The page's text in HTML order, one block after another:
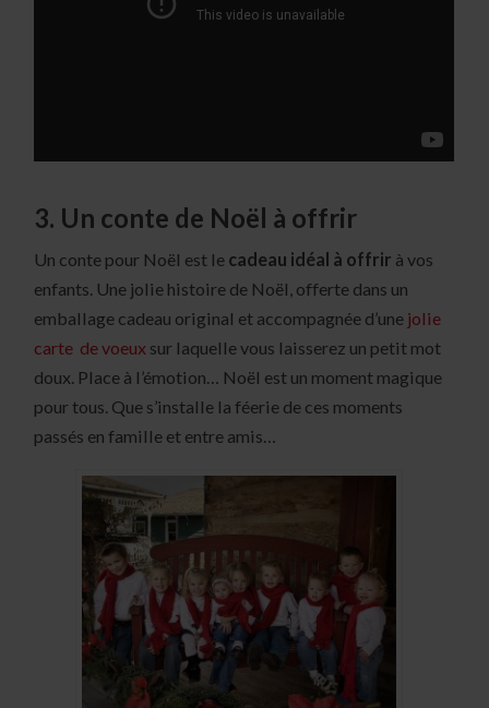
3. Un conte de Noël à offrir
Un conte pour Noël est le cadeau idéal à offrir à vos
enfants. Une jolie histoire de Noël, offerte dans un
emballage cadeau original et accompagnée d’une jolie
carte de voeux sur laquelle vous laisserez un petit mot
doux. Place à l’émotion… Noël est un moment magique
pour tous. Que s’installe la féerie de ces moments
passés en famille et entre amis…